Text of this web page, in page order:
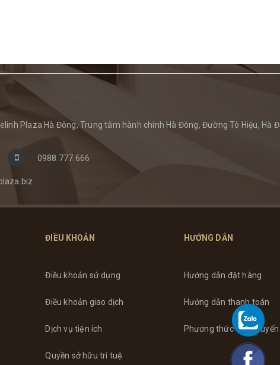
Plaza Hà Đông, Trung tâm hành chính Hà Đông, Đường Tô Hiệu, Hà
0988.777.666
ĐIỀU KHOẢN
Điều khoản sử dụng
Điều khoản giao dịch
Dịch vụ tiện ích
Quyền sở hữu trí tuệ
HƯỚNG DẪN
Hướng dẫn đặt hàng
Hướng dẫn thanh toán
Phương thức vận chuyển